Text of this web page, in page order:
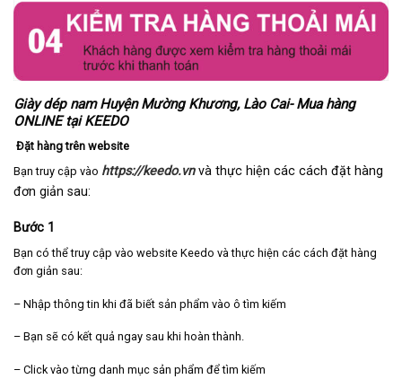
Giày dép nam Huyện Mường Khương, Lào Cai- Mua hàng
ONLINE tại KEEDO
Đặt hàng trên website
Bạn truy cập vào https://keedo.vnvà thực hiện các cách đặt hàng
đơn giản sau:
Bước 1
Bạn có thể truy cập vào website Keedo và thực hiện các cách đặt hàng
đơn giản sau:
– Nhập thông tin khi đã biết sản phẩm vào ô tìm kiếm
– Bạn sẽ có kết quả ngay sau khi hoàn thành.
– Click vào từng danh mục sản phẩm để tìm kiếm